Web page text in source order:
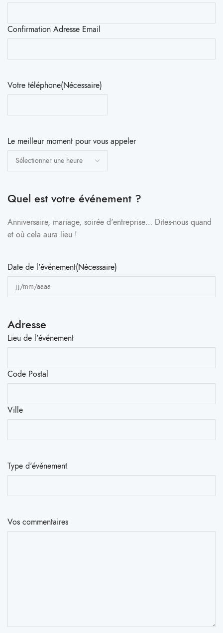
Confirmation Adresse Email
Votre téléphone(Nécessaire)
Le meilleur moment pour vous appeler
Quel est votre événement ?
Anniversaire, mariage, soirée d'entreprise… Dites-nous quand
et où cela aura lieu !
Date de l'événement(Nécessaire)
Adresse
Lieu de l'événement
Code Postal
Ville
Type d'événement
Vos commentaires